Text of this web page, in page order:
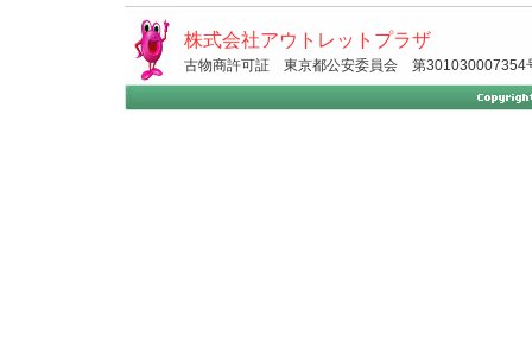
株式会社アウトレットプラザ
古物商許可証 東京都公安委員会 第301030007354